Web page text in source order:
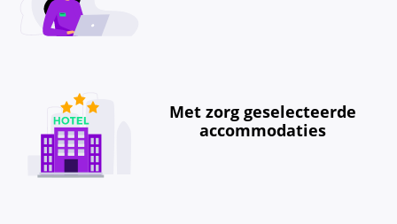
Met zorg geselecteerde
accommodaties